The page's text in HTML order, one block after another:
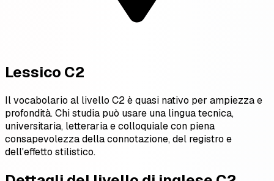
Lessico C2
Il vocabolario al livello C2 è quasi nativo per ampiezza e
profondità. Chi studia può usare una lingua tecnica,
universitaria, letteraria e colloquiale con piena
consapevolezza della connotazione, del registro e
dell'effetto stilistico.